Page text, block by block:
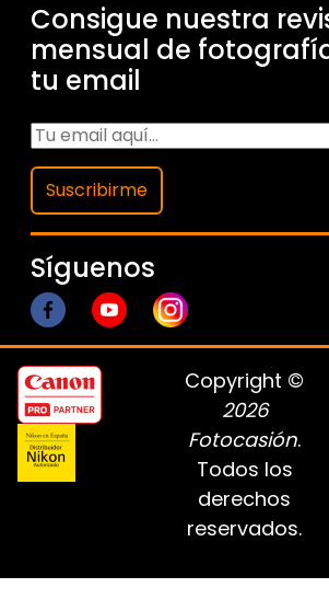
Consigue nuestra
mensual de
tu email
Suscribirme
Síguenos
Copyright ©
2026
Fotocasión.
Todos los
derechos
reservados.